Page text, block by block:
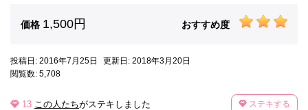
価格 1,500円 おすすめ度
投稿日: 2016年7月25日
更新日: 2018年3月20日
閲覧数: 5,708
13 この人たちがステキしました ステキする